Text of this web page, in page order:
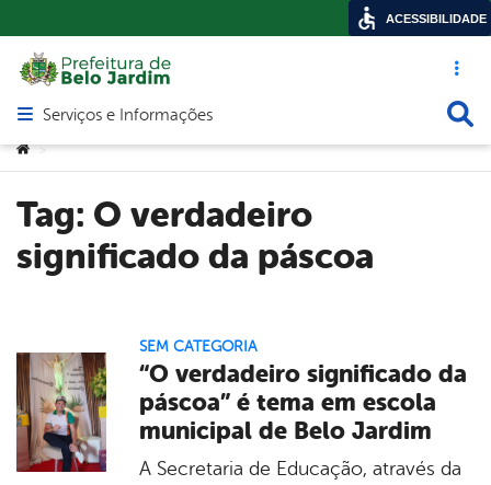
Acesso
Abrir menu principal de navegação
Serviços e Informações
Você está aqui:
>
Tag: O verdadeiro
significado da páscoa
SEM CATEGORIA
“O verdadeiro significado da
páscoa” é tema em escola
municipal de Belo Jardim
A Secretaria de Educação, através da
ACESSIBILIDADE